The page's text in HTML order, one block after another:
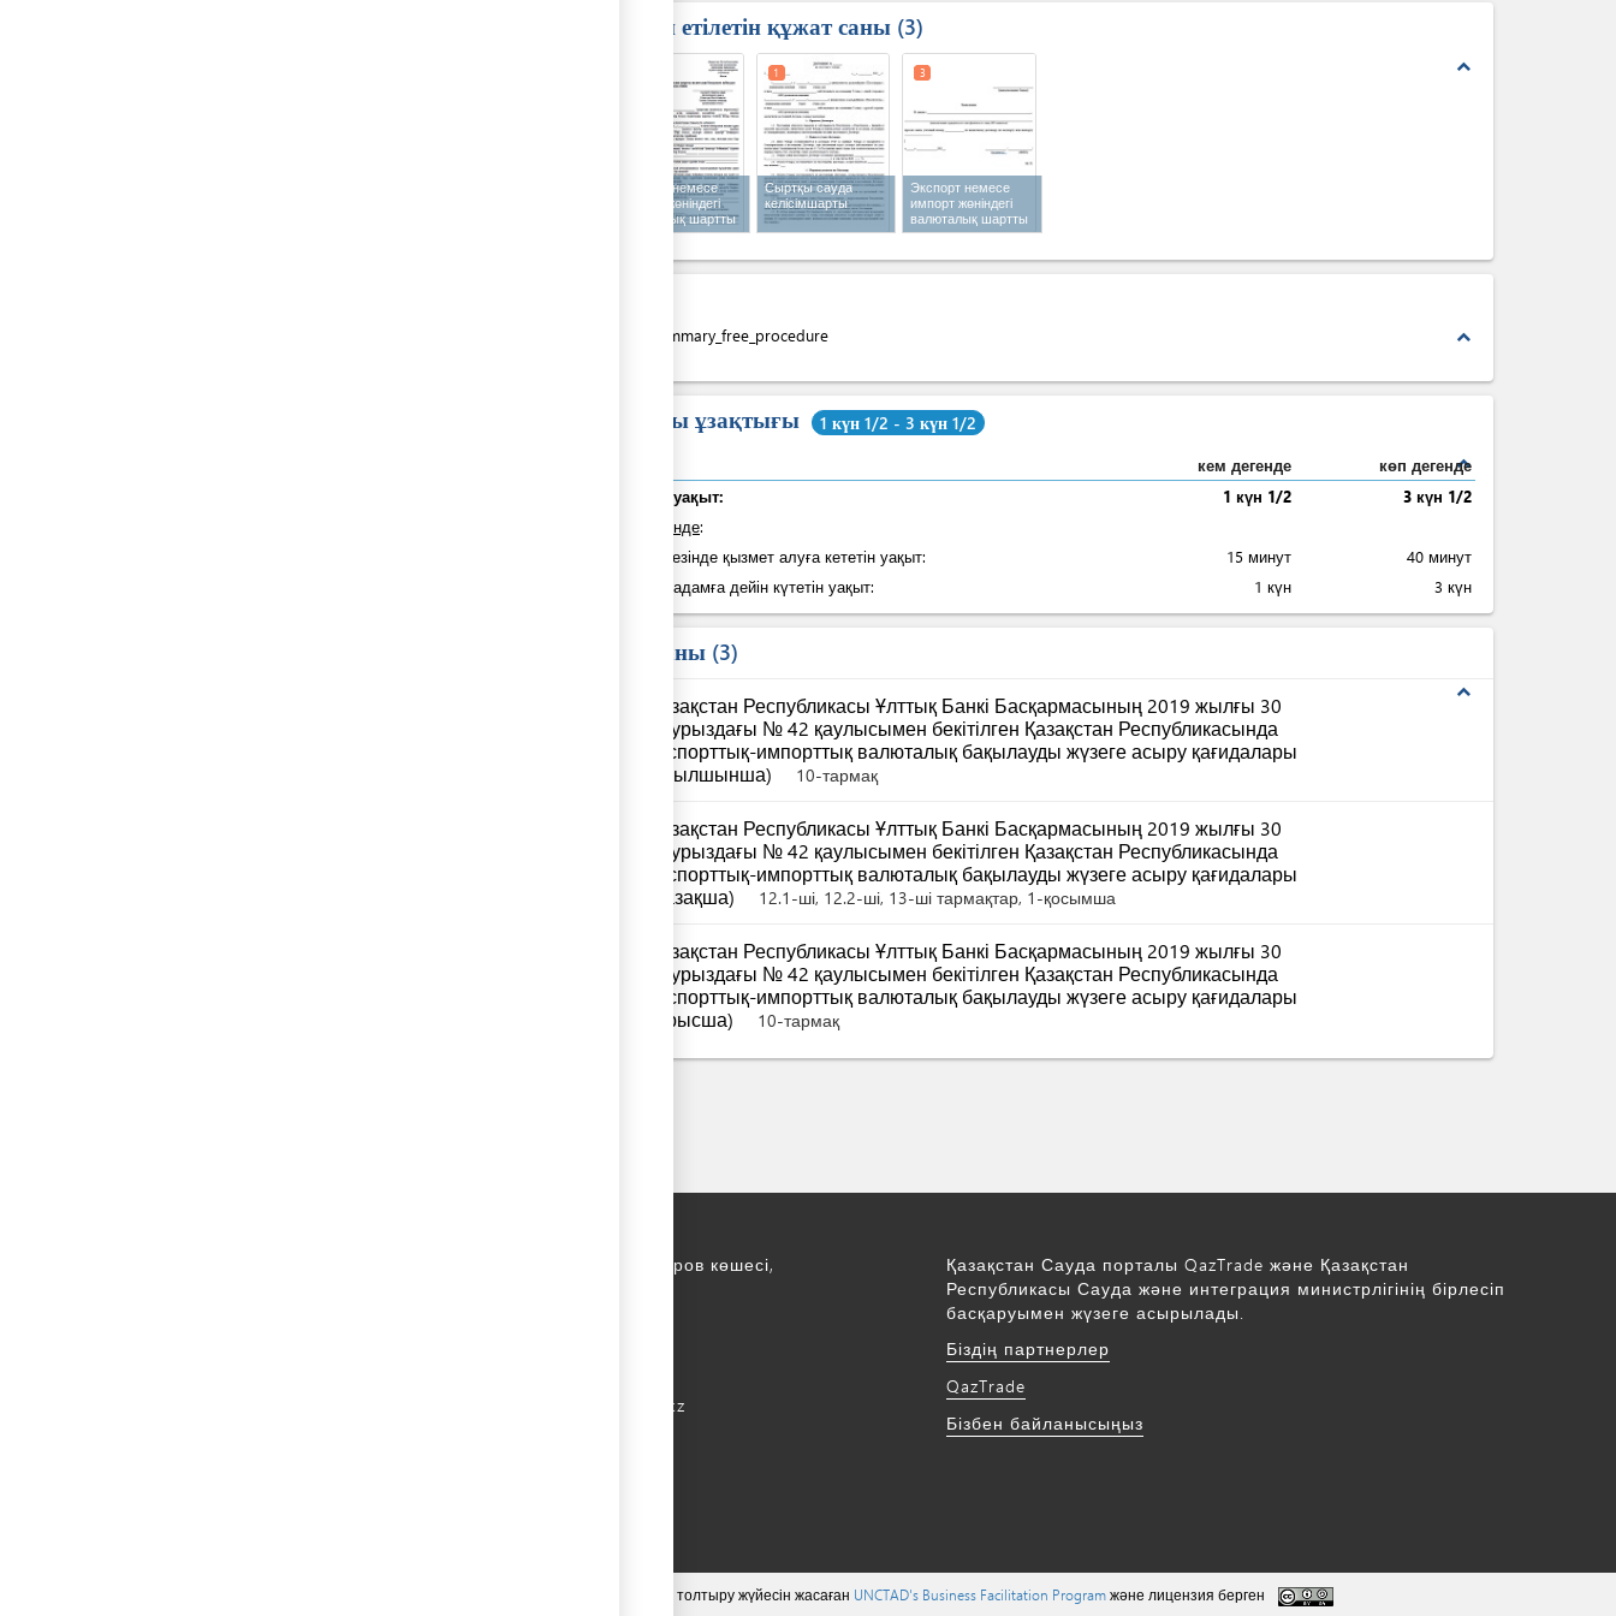
Талап етілетін құжат саны 3
expand_less
Экспорт немесе
импорт жөніндегі
валюталық шартты
валюталық
қабылдау туралы
Сыртқы сауда
келісімшарты
1
Экспорт немесе
импорт жөніндегі
валюталық шартты
валюталық
шығару туралы
3
expand_less
costs_summary_free_procedure
Жалпы ұзақтығы 1 күн 1/2 - 3 күн 1/2
expand_less
кем дегенде
көп дегенде
Жалпы уақыт:
1 күн 1/2
3 күн 1/2
оның ішінде:
Қадам кезінде қызмет алуға кететін уақыт:
15 минут
40 минут
Келесі қадамға дейін күтетін уақыт:
1 күн 3 күн
Заң саны 3
expand_less
Қазақстан Республикасы Ұлттық Банкі Басқармасының 2019 жылғы 30
наурыздағы № 42 қаулысымен бекітілген Қазақстан Республикасында
экспорттық-импорттық валюталық бақылауды жүзеге асыру қағидалары
(ағылшынша)
10-тармақ
Қазақстан Республикасы Ұлттық Банкі Басқармасының 2019 жылғы 30
наурыздағы № 42 қаулысымен бекітілген Қазақстан Республикасында
экспорттық-импорттық валюталық бақылауды жүзеге асыру қағидалары
(қазақша)
12.1-ші, 12.2-ші, 13-ші тармақтар, 1-қосымша
Қазақстан Республикасы Ұлттық Банкі Басқармасының 2019 жылғы 30
наурыздағы № 42 қаулысымен бекітілген Қазақстан Республикасында
экспорттық-импорттық валюталық бақылауды жүзеге асыру қағидалары
(орысша)
10-тармақ
Астана қ., С. Асфендияров көшесі,
kense@qaztrade.org.kz
Қазақстан Сауда порталы QazTrade және Қазақстан
Республикасы Сауда және интеграция министрлігінің бірлесіп
басқаруымен жүзеге асырылады.
Біздің партнерлер
QazTrade
Бізбен байланысыңыз
Өнімнің авторлық құқығы eRegulations тиесілі ©, мазмұнын толтыру жүйесін жасаған UNCTAD's Business Facilitation Programжәне лицензия берген